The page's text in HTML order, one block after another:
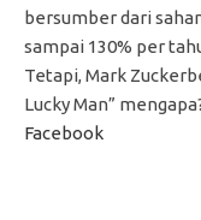
bersumber dari
sampai 130% per
Tetapi, Mark
Lucky Man”
Facebook